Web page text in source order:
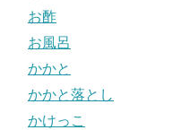
お酢
お風呂
かかと
かかと落とし
かけっこ